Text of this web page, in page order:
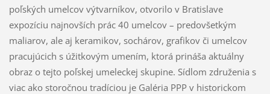
poľských umelcov výtvarníkov, otvorilo v Bratislave
expozíciu najnovších prác 40 umelcov – predovšetkým
maliarov, ale aj keramikov, sochárov, grafikov či umelcov
pracujúcich s úžitkovým umením, ktorá prináša aktuálny
obraz o tejto poľskej umeleckej skupine. Sídlom združenia s
viac ako storočnou tradíciou je Galéria PPP v historickom